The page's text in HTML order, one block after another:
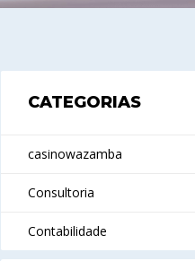
CATEGORIAS
casinowazamba
Consultoria
Contabilidade